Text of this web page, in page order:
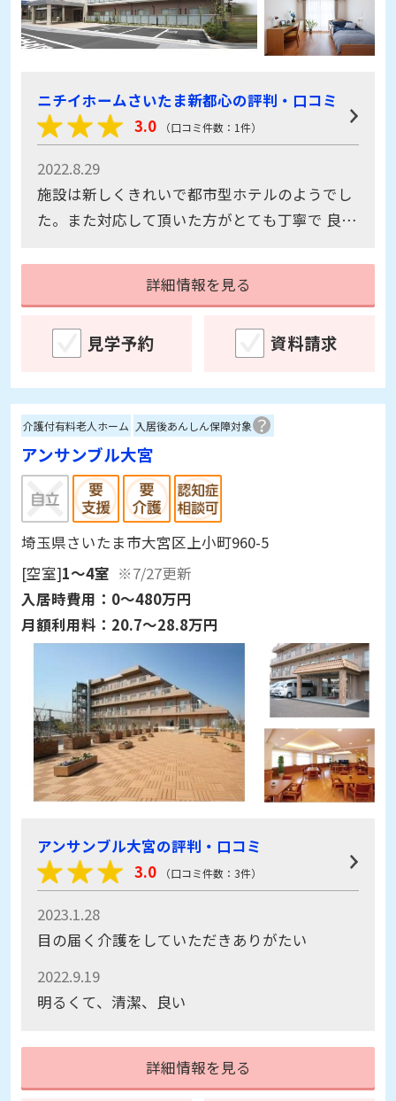
ニチイホームさいたま新都心の評判・口コミ
3.0
（口コミ件数：1件）
2022.8.29
施設は新しくきれいで都市型ホテルのようでし
た。また対応して頂いた方がとても丁寧で 良い
た。
詳細情報を見る
見学予約 資料請求
介護付有料老人ホーム 入居後あんしん保障対象
アンサンブル大宮
埼玉県さいたま市大宮区上小町960-5
[空室]1～4室 ※7/27更新
入居時費用： 0～480万円
月額利用料： 20.7～28.8万円
アンサンブル大宮の評判・口コミ
3.0
（口コミ件数：3件）
2023.1.28
目の届く介護をしていただきありがたい
2022.9.19
明るくて、清潔、良い
詳細情報を見る